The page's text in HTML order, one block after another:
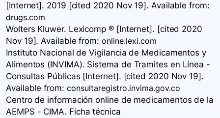
[Internet]. 2019 [cited 2020 Nov 19]. Available from:
drugs.com
Wolters Kluwer. Lexicomp ® [Internet]. [cited 2020
Nov 19]. Available from:online.lexi.com
Instituto Nacional de Vigilancia de Medicamentos y
Alimentos (INVIMA). Sistema de Tramites en Línea -
Consultas Públicas [Internet]. [cited 2020 Nov 19].
Available from: consultaregistro.invima.gov.co
Centro de información online de medicamentos de la
AEMPS - CIMA. Ficha técnica